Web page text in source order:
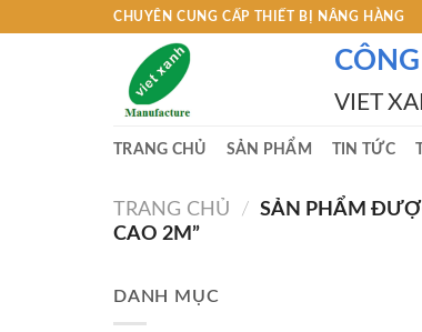
CHUYÊN CUNG CẤP THIẾT BỊ NÂNG HÀNG
VIET
TRANG CHỦ SẢN PHẨM TIN TỨC
TRANG CHỦ / SẢN PHẨM
CAO 2M”
DANH MỤC